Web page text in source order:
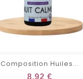
Composition Huiles...
8,92 €